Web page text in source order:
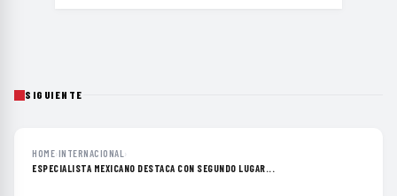
SIGUIENTE
HOME›INTERNACIONAL ›
ESPECIALISTA MEXICANO DESTACA CON SEGUNDO LUGAR...